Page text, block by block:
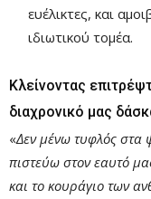
ευέλικτες, και
ιδιωτικού τομέα.
Κλείνοντας
διαχρονικό μας
«Δεν μένω τυφλός στα
πιστεύω στον εαυτό
και το κουράγιο των